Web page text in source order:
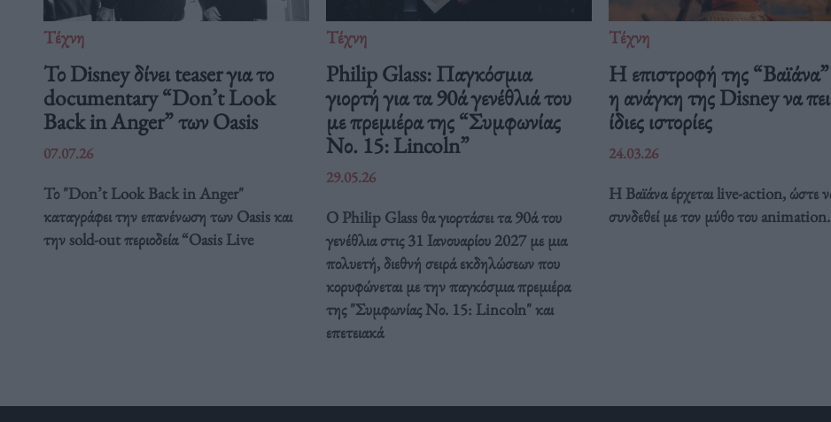
Τέχνη
Το Disney δίνει teaser για το
documentary “Don’t Look
Back in Anger” των Oasis
07.07.26
Το "Don’t Look Back in Anger"
καταγράφει την επανένωση των Oasis και
την sold-out περιοδεία “Oasis Live
Τέχνη
Philip Glass: Παγκόσμια
γιορτή για τα 90ά γενέθλιά του
με πρεμιέρα της “Συμφωνίας
Νο. 15: Lincoln”
29.05.26
Ο Philip Glass θα γιορτάσει τα 90ά του
γενέθλια στις 31 Ιανουαρίου 2027 με μια
πολυετή, διεθνή σειρά εκδηλώσεων που
κορυφώνεται με την παγκόσμια πρεμιέρα
της "Συμφωνίας Νο. 15: Lincoln" και
επετειακά
Τέχνη
Η επιστροφή της
η ανάγκη της Disney να πει
ίδιες ιστορίες
24.03.26
Η Βαϊάνα έρχεται live-action, ώστε
συνδεθεί με τον μύθο του animation.